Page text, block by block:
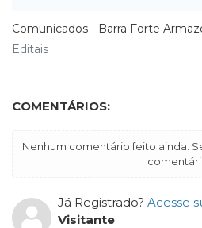
Comunicados - Barra Forte
Editais
COMENTÁRIOS:
Nenhum comentário feito ainda.
Já Registrado? Acesse
Visitante